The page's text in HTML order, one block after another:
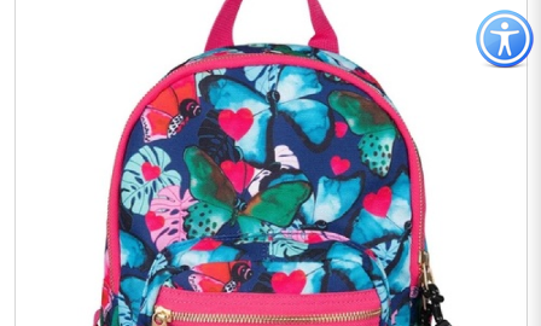
כפתור
לפתיחת
תפריט
נגישות